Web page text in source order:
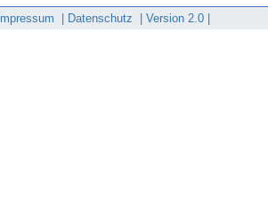
Impressum Datenschutz Version 2.0 |